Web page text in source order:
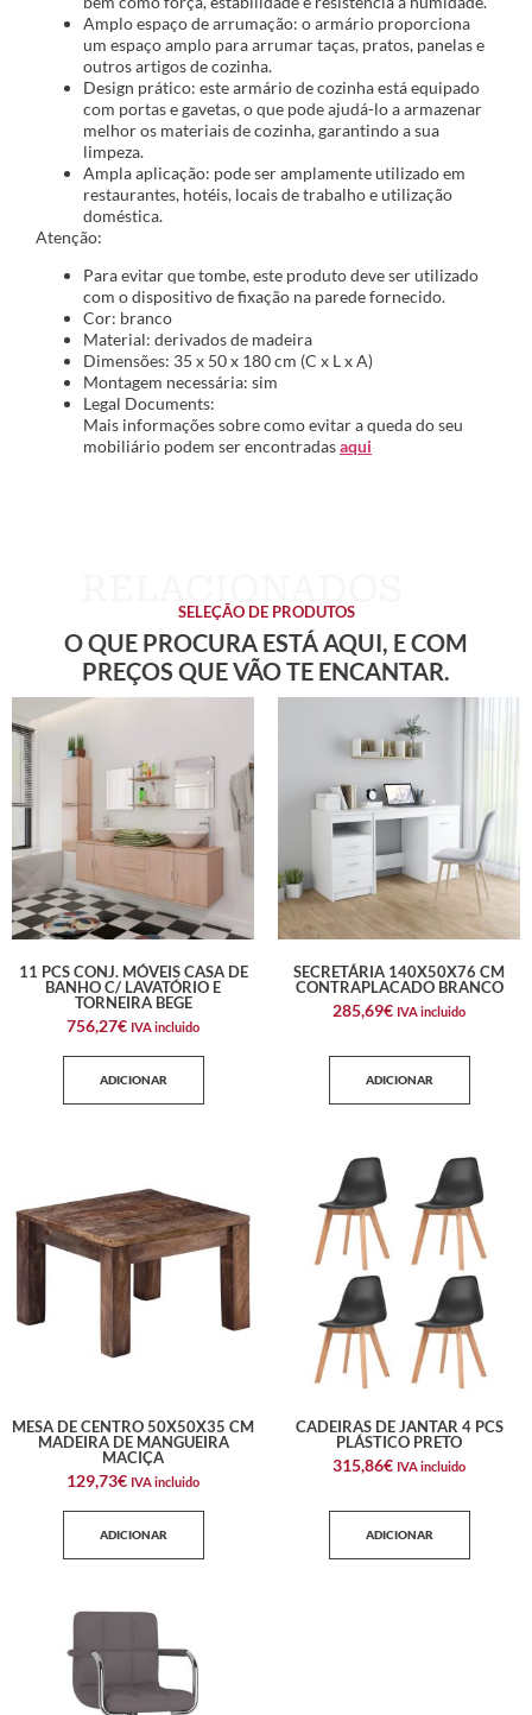
Amplo espaço de arrumação: o armário proporciona
um espaço amplo para arrumar taças, pratos, panelas e
outros artigos de cozinha.
Design prático: este armário de cozinha está equipado
com portas e gavetas, o que pode ajudá-lo a armazenar
melhor os materiais de cozinha, garantindo a sua
limpeza.
Ampla aplicação: pode ser amplamente utilizado em
restaurantes, hotéis, locais de trabalho e utilização
doméstica.
Atenção:
Para evitar que tombe, este produto deve ser utilizado
com o dispositivo de fixação na parede fornecido.
Cor: branco
Material: derivados de madeira
Dimensões: 35 x 50 x 180 cm (C x L x A)
Montagem necessária: sim
Legal Documents:
Mais informações sobre como evitar a queda do seu
mobiliário podem ser encontradasaqui
SELEÇÃO DE PRODUTOS
O QUE PROCURA ESTÁ AQUI, E COM
PREÇOS QUE VÃO TE ENCANTAR.
11 PCS CONJ. MÓVEIS CASA DE
BANHO C/ LAVATÓRIO E
TORNEIRA BEGE
756,27€ IVA incluido
ADICIONAR
SECRETÁRIA 140X50X76 CM
CONTRAPLACADO BRANCO
285,69€ IVA incluido
ADICIONAR
MESA DE CENTRO 50X50X35 CM
MADEIRA DE MANGUEIRA
MACIÇA
129,73€ IVA incluido
ADICIONAR
CADEIRAS DE JANTAR 4 PCS
PLÁSTICO PRETO
315,86€ IVA incluido
ADICIONAR